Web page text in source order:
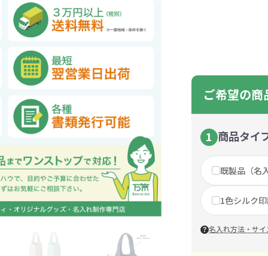
ランチバッグ サコッシュ
ステンレスタンブラー
ー
クリアボトル
単色ボールペン
付箋
ペンケース
クリップ
モバイルバッテリー・充
電器
イヤフォン・ヘッドセッ
ト
その他
USBグッズ
トイレットペーパー
その他
キッチングッズ
キッチンツール 箸・お弁当グッズ
スポンジ・ペーパー・ク
ロス
ラップ・ビニール
防災・防犯グッズ
防災グッズ 防犯グッズ
入浴剤 美容グッズ
健康グッズ 加湿器
マスク マスクケース
石鹸・洗剤 啓発グッズ
うちわ・扇子・ファン
レジャーグッズ
竹・バンブーファイバー ジュート
EVA素材
お絵かき・ぬりえイベントセ
ット
手作り・工作イベントセット
季節の抽選会セット イベントセット追加用品
春のノベルティ 夏のノベルティ
和風・和雑貨
夏のノベルティ特集 秋のノベルティ特集
環境保全への取り組み
エココレ（おしゃれなエコグッズ）
ご希望の
1 商品タイ
既製品（名
1色シルク
名入れ方法・サイ